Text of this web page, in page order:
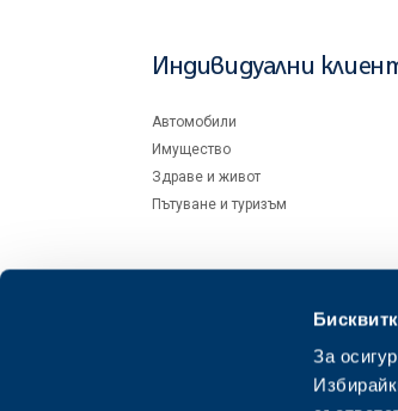
За
Индивидуални
Автомобили
Имущество
Здраве и живот
Пътуване и туризъм